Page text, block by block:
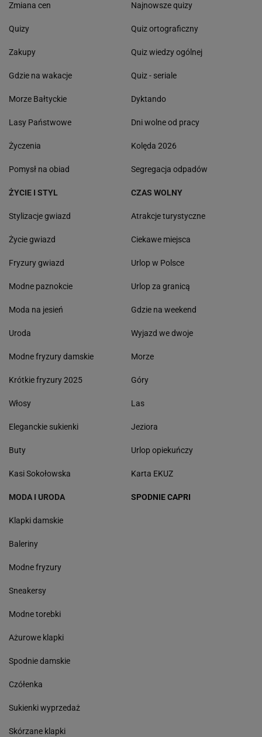
Zmiana cen
Quizy
Zakupy
Gdzie na wakacje
Morze Bałtyckie
Lasy Państwowe
Życzenia
Pomysł na obiad
Najnowsze quizy
Quiz ortograficzny
Quiz wiedzy ogólnej
Quiz - seriale
Dyktando
Dni wolne od pracy
Kolęda 2026
Segregacja odpadów
ŻYCIE I STYL
Stylizacje gwiazd
Życie gwiazd
Fryzury gwiazd
Modne paznokcie
Moda na jesień
Uroda
Modne fryzury damskie
Krótkie fryzury 2025
Włosy
Eleganckie sukienki
Buty
Kasi Sokołowska
CZAS WOLNY
Atrakcje turystyczne
Ciekawe miejsca
Urlop w Polsce
Urlop za granicą
Gdzie na weekend
Wyjazd we dwoje
Morze
Góry
Las
Jeziora
Urlop opiekuńczy
Karta EKUZ
MODA I URODA
Klapki damskie
Baleriny
Modne fryzury
Sneakersy
Modne torebki
Ażurowe klapki
Spodnie damskie
Czółenka
Sukienki wyprzedaż
Skórzane klapki
SPODNIE CAPRI